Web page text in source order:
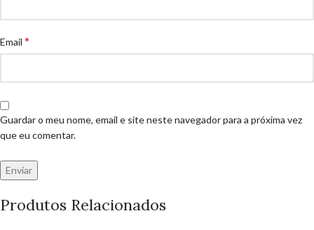
Email *
Guardar o meu nome, email e site neste navegador para a próxima vez
que eu comentar.
Produtos Relacionados